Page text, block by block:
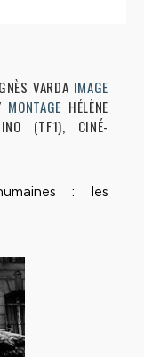
VARDA IMAGE
MONTAGE HÉLÈNE
(TF1), CINÉ-
: les